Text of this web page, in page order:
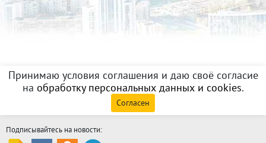
Принимаю условия соглашения и даю своё согласие
на обработку персональных данных и cookies.
Согласен
Подписывайтесь на новости: